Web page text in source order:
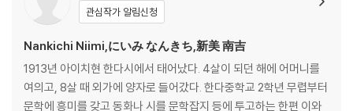
관심작가 알림신청
Nankichi Niimi,にいみ なんきち,新美 南吉
1913년 아이치현 한다시에서 태어났다. 4살이 되던 해에 어머니를
여의고, 8살 때 외가에 양자로 들어갔다. 한다중학교 2학년 무렵부터
문학에 흥미를 갖고 동화나 시를 문학잡지 등에 투고하는 한편 이와